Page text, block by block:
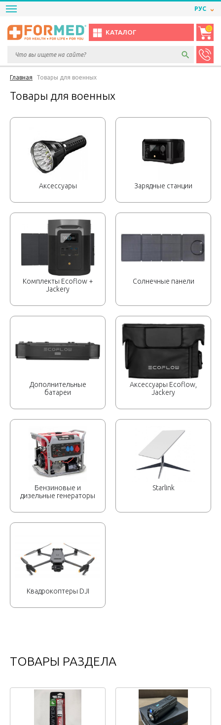
РУС
КАТАЛОГ
0
Главная Товары для военных
Товары для военных
Аксессуары Зарядные станции
Комплекты Ecoflow +
Jackery
Солнечные панели
Дополнительные
батареи
Аксессуары Ecoflow,
Jackery
Бензиновые и
дизельные генераторы
Starlink
Квадрокоптеры DJI
ТОВАРЫ РАЗДЕЛА